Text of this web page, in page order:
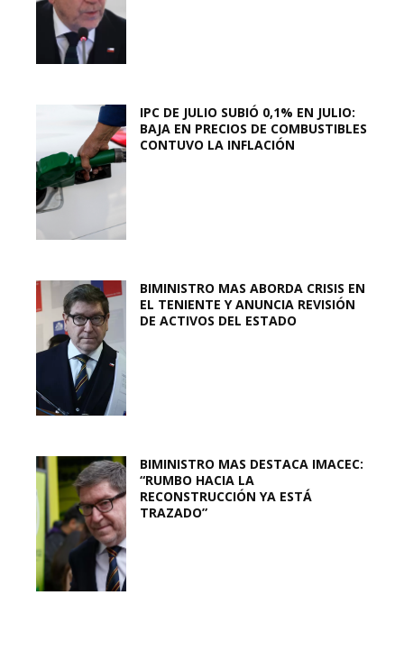
IPC DE JULIO SUBIÓ 0,1% EN JULIO:
BAJA EN PRECIOS DE COMBUSTIBLES
CONTUVO LA INFLACIÓN
BIMINISTRO MAS ABORDA CRISIS EN
EL TENIENTE Y ANUNCIA REVISIÓN
DE ACTIVOS DEL ESTADO
BIMINISTRO MAS DESTACA IMACEC:
“RUMBO HACIA LA
RECONSTRUCCIÓN YA ESTÁ
TRAZADO”